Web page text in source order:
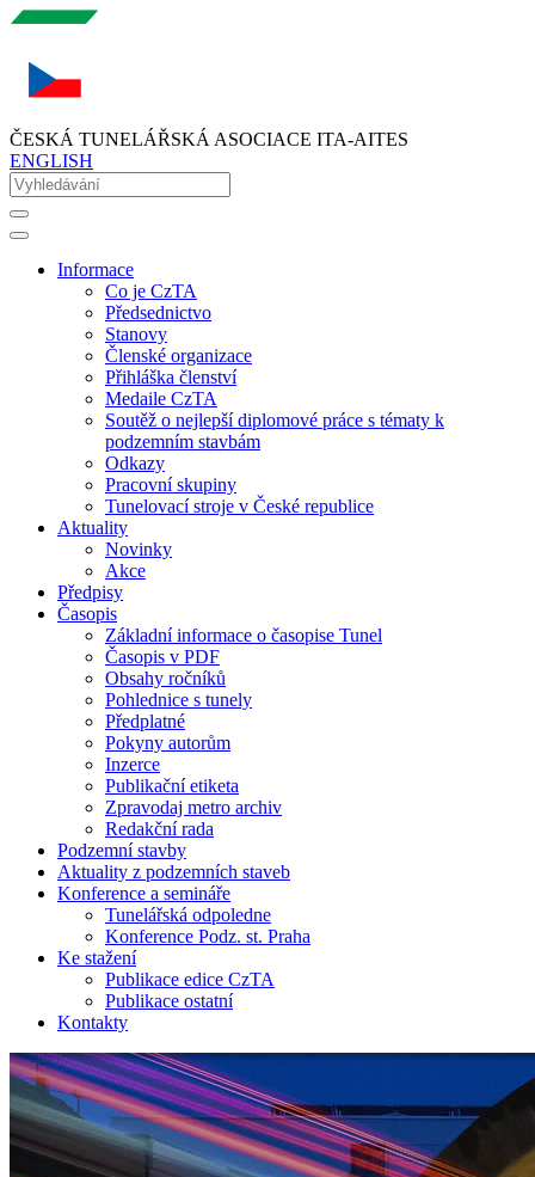
ČESKÁ TUNELÁŘSKÁ ASOCIACE ITA-AITES
ENGLISH
Informace
Co je CzTA
Předsednictvo
Stanovy
Členské organizace
Přihláška členství
Medaile CzTA
Soutěž o nejlepší diplomové práce s tématy k
podzemním stavbám
Odkazy
Pracovní skupiny
Tunelovací stroje v České republice
Aktuality
Novinky
Akce
Předpisy
Časopis
Základní informace o časopise Tunel
Časopis v PDF
Obsahy ročníků
Pohlednice s tunely
Předplatné
Pokyny autorům
Inzerce
Publikační etiketa
Zpravodaj metro archiv
Redakční rada
Podzemní stavby
Aktuality z podzemních staveb
Konference a semináře
Tunelářská odpoledne
Konference Podz. st. Praha
Ke stažení
Publikace edice CzTA
Publikace ostatní
Kontakty